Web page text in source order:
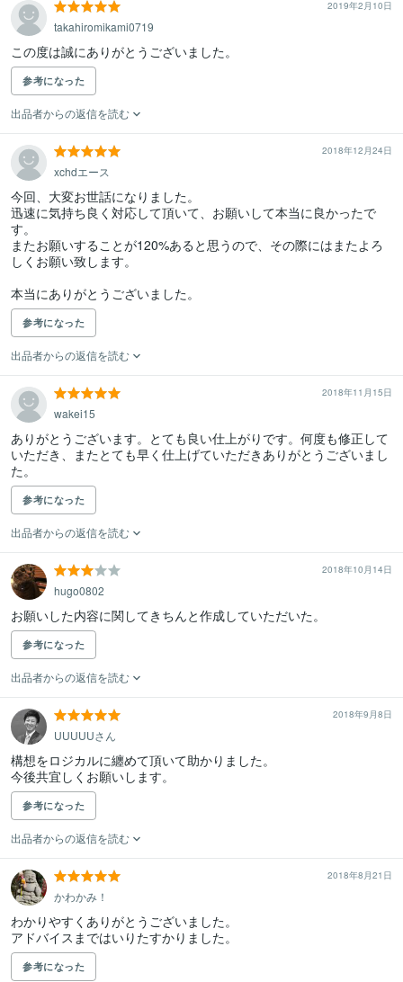
2019年2月10日
takahiromikami0719
この度は誠にありがとうございました。
参考になった
出品者からの返信を読む
2018年12月24日
xchdエース
今回、大変お世話になりました。
迅速に気持ち良く対応して頂いて、お願いして本当に良かったで
す。
またお願いすることが120%あると思うので、その際にはまたよろ
しくお願い致します。
本当にありがとうございました。
参考になった
出品者からの返信を読む
2018年11月15日
wakei15
ありがとうございます。とても良い仕上がりです。何度も修正して
いただき、またとても早く仕上げていただきありがとうございまし
た。
参考になった
出品者からの返信を読む
2018年10月14日
hugo0802
お願いした内容に関してきちんと作成していただいた。
参考になった
出品者からの返信を読む
2018年9月8日
UUUUUさん
構想をロジカルに纏めて頂いて助かりました。
今後共宜しくお願いします。
参考になった
出品者からの返信を読む
2018年8月21日
かわかみ！
わかりやすくありがとうございました。
アドバイスまではいりたすかりました。
参考になった